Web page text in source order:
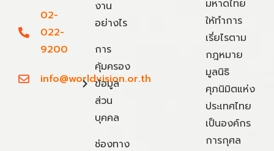
02-
022-
9200
info@worldvision.or.th
งาน
อย่างไร
การ
คุ้มครอง
ข้อมูล
ส่วน
บุคคล
ช่องทาง
มหาดไทย
ให้ทำการ
เรี่ยไรตาม
กฎหมาย
มูลนิธิ
ศุภนิมิตแห่ง
ประเทศไทย
เป็นองค์กร
การกุศล